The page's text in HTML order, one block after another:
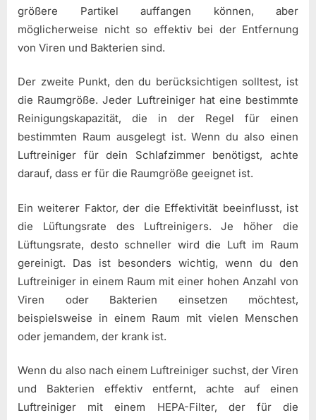
größere Partikel auffangen können, aber
möglicherweise nicht so effektiv bei der Entfernung
von Viren und Bakterien sind.
Der zweite Punkt, den du berücksichtigen solltest, ist
die Raumgröße. Jeder Luftreiniger hat eine bestimmte
Reinigungskapazität, die in der Regel für einen
bestimmten Raum ausgelegt ist. Wenn du also einen
Luftreiniger für dein Schlafzimmer benötigst, achte
darauf, dass er für die Raumgröße geeignet ist.
Ein weiterer Faktor, der die Effektivität beeinflusst, ist
die Lüftungsrate des Luftreinigers. Je höher die
Lüftungsrate, desto schneller wird die Luft im Raum
gereinigt. Das ist besonders wichtig, wenn du den
Luftreiniger in einem Raum mit einer hohen Anzahl von
Viren oder Bakterien einsetzen möchtest,
beispielsweise in einem Raum mit vielen Menschen
oder jemandem, der krank ist.
Wenn du also nach einem Luftreiniger suchst, der Viren
und Bakterien effektiv entfernt, achte auf einen
Luftreiniger mit einem HEPA-Filter, der für die